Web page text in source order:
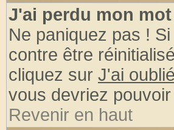
J'ai perdu mon
Ne paniquez pas !
contre être
cliquez sur J'ai
vous devriez
Revenir en haut